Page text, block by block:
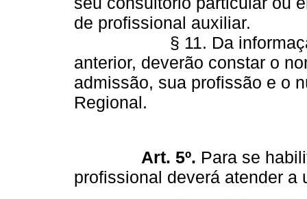
de profissional auxiliar.
§ 11. Da informação a
anterior, deverão constar o
admissão, sua profissão e o
Regional.
Art. 5º. Para se
profissional deverá atender a